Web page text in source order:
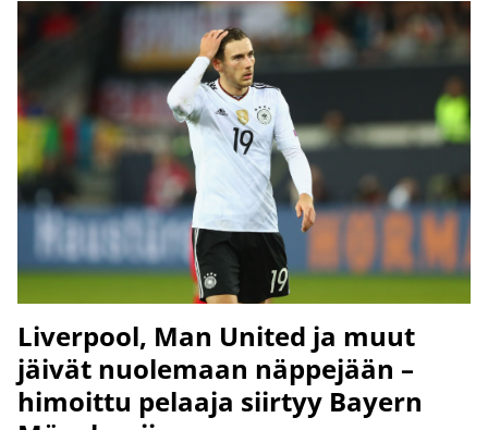
Liverpool, Man United ja muut
jäivät nuolemaan näppejään –
himoittu pelaaja siirtyy Bayern